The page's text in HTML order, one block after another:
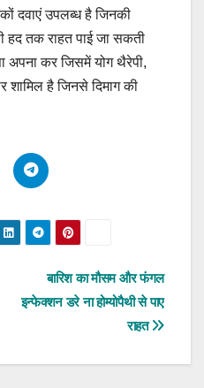
दवाएं उपलब्ध है जिनकी
तक राहत पाई जा सकती
अपना कर जिसमें योग थैरेपी,
शामिल है जिनसे दिमाग की
बारिश का मौसम और फंगल
इन्फेक्शन डरे ना होम्योपैथी से पाए
राहत